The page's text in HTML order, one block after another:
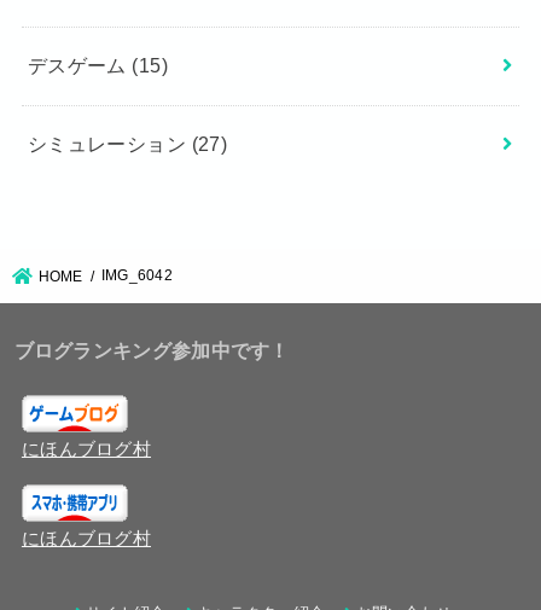
デスゲーム (15)
シミュレーション (27)
HOME IMG_6042
ブログランキング参加中です！
にほんブログ村
にほんブログ村